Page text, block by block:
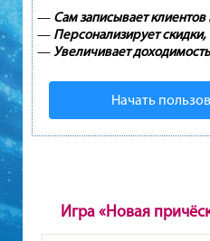
— Сам записывает
— Персонализирует
—Увеличивает
Начать
Игра «Новая